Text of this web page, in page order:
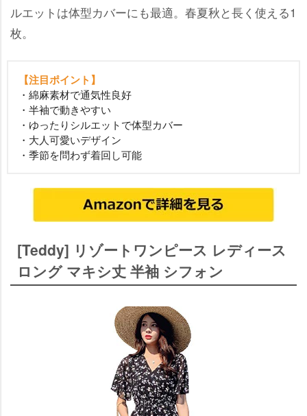
ルエットは体型カバーにも最適。春夏秋と長く使える1
枚。
【注目ポイント】
・綿麻素材で通気性良好
・半袖で動きやすい
・ゆったりシルエットで体型カバー
・大人可愛いデザイン
・季節を問わず着回し可能
[Teddy] リゾートワンピース レディース
ロング マキシ丈 半袖 シフォン